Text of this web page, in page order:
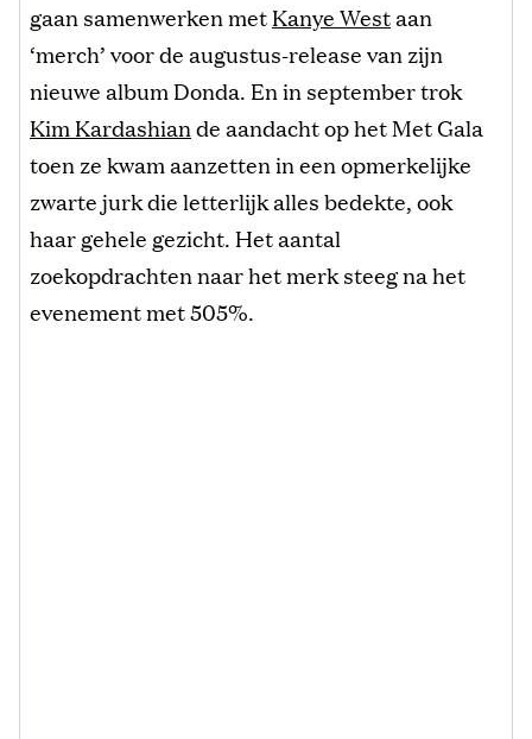
gaan samenwerken metKanye Westaan
‘merch’ voor de augustus-release van zijn
nieuwe album Donda. En in september trok
Kim Kardashiande aandacht op het Met Gala
toen ze kwam aanzetten in een opmerkelijke
zwarte jurk die letterlijk alles bedekte, ook
haar gehele gezicht. Het aantal
zoekopdrachten naar het merk steeg na het
evenement met 505%.